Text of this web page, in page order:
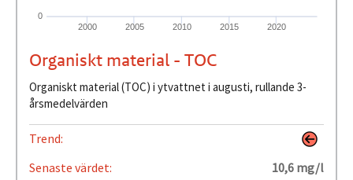
2000 2005 2010 2015 2020
0
Organiskt material - TOC
Organiskt material (TOC) i ytvattnet i augusti, rullande 3-
årsmedelvärden
Trend:
Senaste värdet:
10,6 mg/l